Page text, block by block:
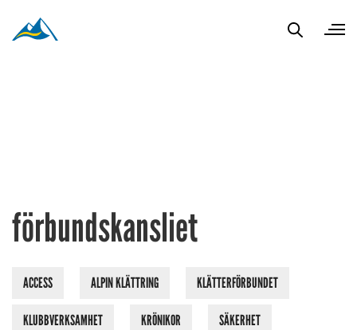
förbundskansliet
ACCESS ALPIN KLÄTTRING KLÄTTERFÖRBUNDET
KLUBBVERKSAMHET KRÖNIKOR SÄKERHET